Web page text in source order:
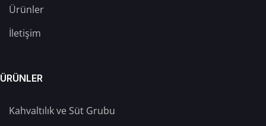
Ürünler
İletişim
ÜRÜNLER
Kahvaltılık ve Süt Grubu